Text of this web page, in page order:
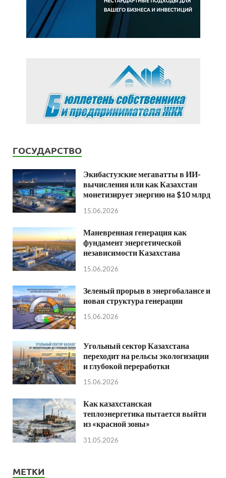
ГОСУДАРСТВО
Экибастузские мегаватты в ИИ-
вычисления или как Казахстан
монетизирует энергию на $10 млрд
15.06.2026
Маневренная генерация как
фундамент энергетической
независимости Казахстана
15.06.2026
Зеленый прорыв в энергобалансе и
новая структура генерации
15.06.2026
Угольный сектор Казахстана
переходит на рельсы экологизации
и глубокой переработки
15.06.2026
Как казахстанская
теплоэнергетика пытается выйти
из «красной зоны»
31.05.2026
МЕТКИ